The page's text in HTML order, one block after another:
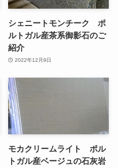
シェニートモンチーク ポ
ルトガル産茶系御影石のご
紹介
2022年12月9日
モカクリームライト ポル
トガル産ベージュの石灰岩